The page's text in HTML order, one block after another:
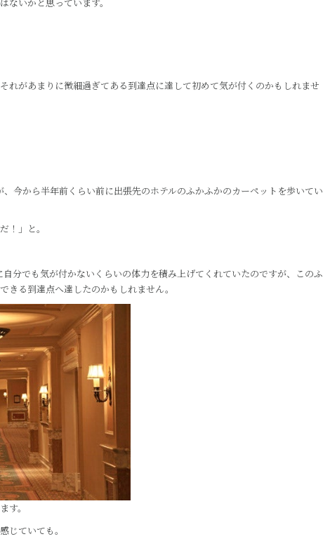
れがあまりに微細過ぎてある到達点に達して初めて気が付くのかもしれませ
今から半年前くらい前に出張先のホテルのふかふかのカーペットを歩いてい
！」と。
分でも気が付かないくらいの体力を積み上げてくれていたのですが、このふ
きる到達点へ達したのかもしれません。
す。
じていても。